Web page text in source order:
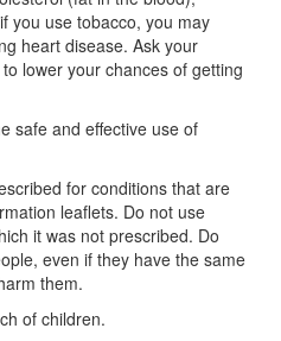
you use tobacco, you may
heart disease. Ask your
lower your chances of getting
safe and effective use of
for conditions that are
leaflets. Do not use
it was not prescribed. Do
even if they have the same
them.
of children.